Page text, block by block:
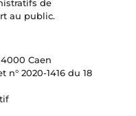
de
au public.
Caen
n° 2020-1416 du 18